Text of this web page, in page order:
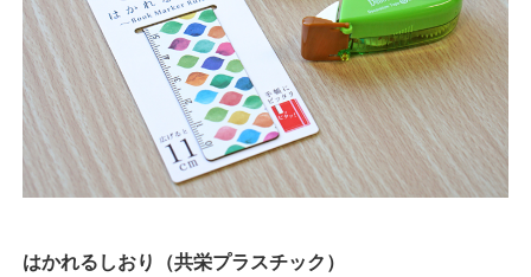
はかれるしおり（共栄プラスチック）